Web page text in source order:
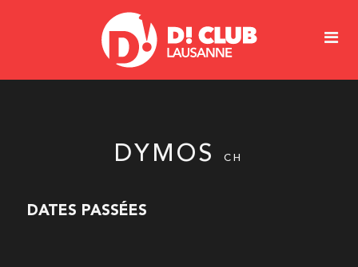
DYMOS CH
DATES PASSÉES